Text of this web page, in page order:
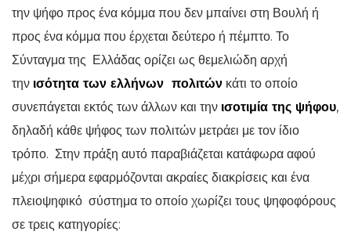
την ψήφο προς ένα κόμμα που δεν μπαίνει στη Βουλή ή
προς ένα κόμμα που έρχεται δεύτερο ή πέμπτο. Το
Σύνταγμα της Ελλάδας ορίζει ως θεμελιώδη αρχή
την ισότητα των ελλήνων πολιτών κάτι το οποίο
συνεπάγεται εκτός των άλλων και την ισοτιμία της ψήφου,
δηλαδή κάθε ψήφος των πολιτών μετράει με τον ίδιο
τρόπο. Στην πράξη αυτό παραβιάζεται κατάφωρα αφού
μέχρι σήμερα εφαρμόζονται ακραίες διακρίσεις και ένα
πλειοψηφικό σύστημα το οποίο χωρίζει τους ψηφοφόρους
σε τρεις κατηγορίες: